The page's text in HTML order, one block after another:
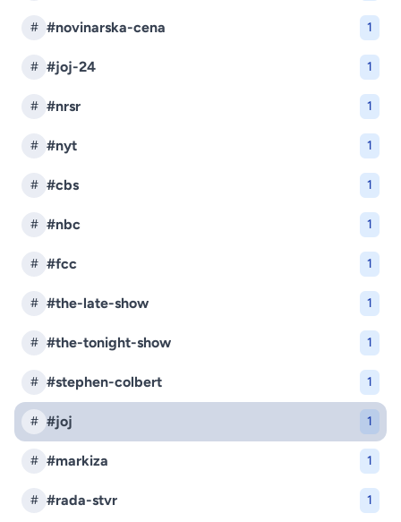
# #novinarska-cena 1
# #joj-24 1
# #nrsr 1
# #nyt 1
# #cbs 1
# #nbc 1
# #fcc 1
# #the-late-show 1
# #the-tonight-show 1
# #stephen-colbert 1
# #joj 1
# #markiza 1
# #rada-stvr 1